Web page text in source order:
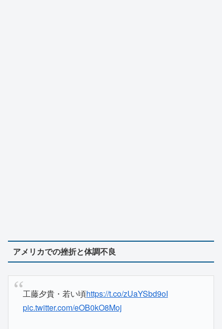
アメリカでの挫折と体調不良
工藤夕貴・若い頃https://t.co/zUaYSbd9oI
pic.twitter.com/eOB0kO8Moj